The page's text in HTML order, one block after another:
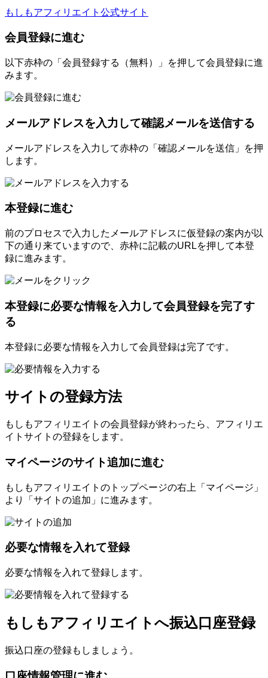
もしもアフィリエイト公式サイト
会員登録に進む
以下赤枠の「会員登録する（無料）」を押して会員登録に進
みます。
メールアドレスを入力して確認メールを送信する
メールアドレスを入力して赤枠の「確認メールを送信」を押
します。
本登録に進む
前のプロセスで入力したメールアドレスに仮登録の案内が以
下の通り来ていますので、赤枠に記載のURLを押して本登
録に進みます。
本登録に必要な情報を入力して会員登録を完了す
る
本登録に必要な情報を入力して会員登録は完了です。
サイトの登録方法
もしもアフィリエイトの会員登録が終わったら、アフィリエ
イトサイトの登録をします。
マイページのサイト追加に進む
もしもアフィリエイトのトップページの右上「マイページ」
より「サイトの追加」に進みます。
必要な情報を入れて登録
必要な情報を入れて登録します。
もしもアフィリエイトへ振込口座登録
振込口座の登録もしましょう。